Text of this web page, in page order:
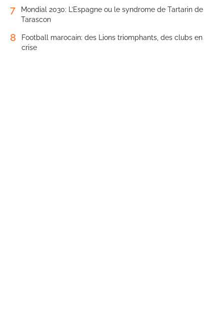
7
Mondial 2030: L’Espagne ou le syndrome de Tartarin de
Tarascon
8
Football marocain: des Lions triomphants, des clubs en
crise